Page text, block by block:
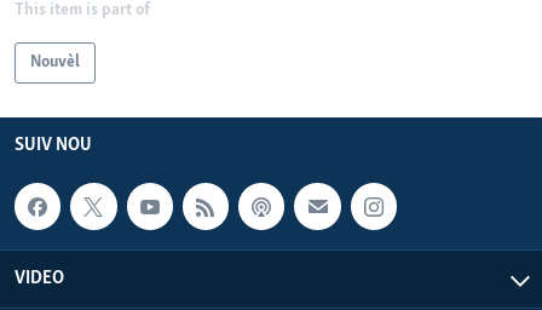
This item is part of
Nouvèl
SUIV NOU
VIDEO